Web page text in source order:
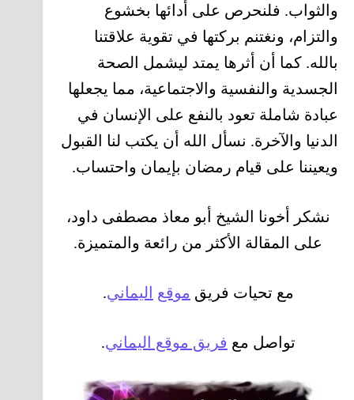
والثواب. فلنحرص على أدائها بخشوع
والتزام، ونغتنم بركتها في تقوية علاقتنا
بالله. كما أن أثرها يمتد ليشمل الصحة
الجسدية والنفسية والاجتماعية، مما يجعلها
عبادة شاملة تعود بالنفع على الإنسان في
الدنيا والآخرة. نسأل الله أن يكتب لنا القبول
ويعيننا على قيام رمضان بإيمان واحتساب.
نشكر أخونا الشيخ أبو معاذ مصطفى داود،
على المقالة الأكثر من رائعة والمتميزة.
مع تحيات فريق موقع اليماني.
تواصل مع فريق موقع اليماني.